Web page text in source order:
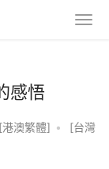
感悟
[港澳繁體] •
[台灣